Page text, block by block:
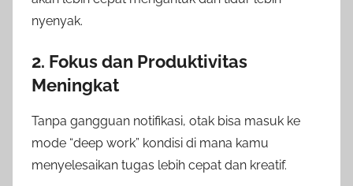
nyenyak.
2. Fokus dan Produktivitas
Meningkat
Tanpa gangguan notifikasi, otak bisa masuk ke
mode “deep work” kondisi di mana kamu
menyelesaikan tugas lebih cepat dan kreatif.